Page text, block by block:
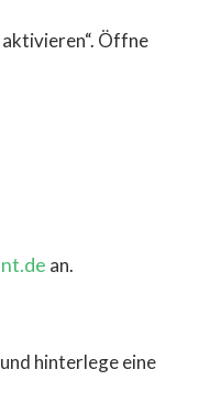
Öffne
an.
hinterlege eine